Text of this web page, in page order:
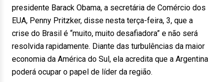
presidente Barack Obama, a secretária de Comércio dos
EUA, Penny Pritzker, disse nesta terça-feira, 3, que a
crise do Brasil é “muito, muito desafiadora” e não será
resolvida rapidamente. Diante das turbulências da maior
economia da América do Sul, ela acredita que a Argentina
poderá ocupar o papel de líder da região.